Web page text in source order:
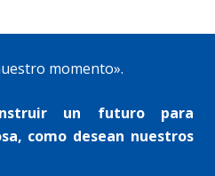
momento».
un futuro para
como desean nuestros